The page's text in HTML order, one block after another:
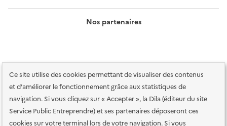
Ce site utilise des cookies permettant de visualiser des contenus
et d'améliorer le fonctionnement grâce aux statistiques de
navigation. Si vous cliquez sur « Accepter », la Dila (éditeur du site
Service Public Entreprendre) et ses partenaires déposeront ces
cookies sur votre terminal lors de votre navigation. Si vous
Nos partenaires
Plan du site Accessibilité : totalement conforme Accessibilité des